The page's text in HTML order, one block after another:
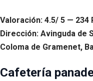
Valoración: 4.5/ 5 — 234
Dirección: Avinguda de
Coloma de Gramenet,
Cafetería